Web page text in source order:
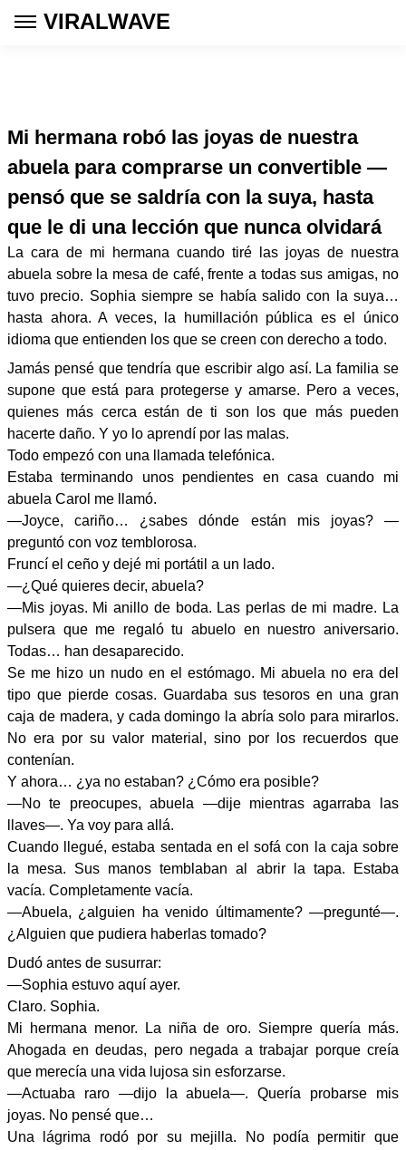
VIRALWAVE
Mi hermana robó las joyas de nuestra
abuela para comprarse un convertible —
pensó que se saldría con la suya, hasta
que le di una lección que nunca olvidará
La cara de mi hermana cuando tiré las joyas de nuestra
abuela sobre la mesa de café, frente a todas sus amigas, no
tuvo precio. Sophia siempre se había salido con la suya…
hasta ahora. A veces, la humillación pública es el único
idioma que entienden los que se creen con derecho a todo.
Jamás pensé que tendría que escribir algo así. La familia se
supone que está para protegerse y amarse. Pero a veces,
quienes más cerca están de ti son los que más pueden
hacerte daño. Y yo lo aprendí por las malas.
Todo empezó con una llamada telefónica.
Estaba terminando unos pendientes en casa cuando mi
abuela Carol me llamó.
—Joyce, cariño… ¿sabes dónde están mis joyas? —
preguntó con voz temblorosa.
Fruncí el ceño y dejé mi portátil a un lado.
—¿Qué quieres decir, abuela?
—Mis joyas. Mi anillo de boda. Las perlas de mi madre. La
pulsera que me regaló tu abuelo en nuestro aniversario.
Todas… han desaparecido.
Se me hizo un nudo en el estómago. Mi abuela no era del
tipo que pierde cosas. Guardaba sus tesoros en una gran
caja de madera, y cada domingo la abría solo para mirarlos.
No era por su valor material, sino por los recuerdos que
contenían.
Y ahora… ¿ya no estaban? ¿Cómo era posible?
—No te preocupes, abuela —dije mientras agarraba las
llaves—. Ya voy para allá.
Cuando llegué, estaba sentada en el sofá con la caja sobre
la mesa. Sus manos temblaban al abrir la tapa. Estaba
vacía. Completamente vacía.
—Abuela, ¿alguien ha venido últimamente? —pregunté—.
¿Alguien que pudiera haberlas tomado?
Dudó antes de susurrar:
—Sophia estuvo aquí ayer.
Claro. Sophia.
Mi hermana menor. La niña de oro. Siempre quería más.
Ahogada en deudas, pero negada a trabajar porque creía
que merecía una vida lujosa sin esforzarse.
—Actuaba raro —dijo la abuela—. Quería probarse mis
joyas. No pensé que…
Una lágrima rodó por su mejilla. No podía permitir que